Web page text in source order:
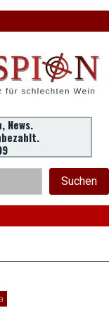
News.
Suchen